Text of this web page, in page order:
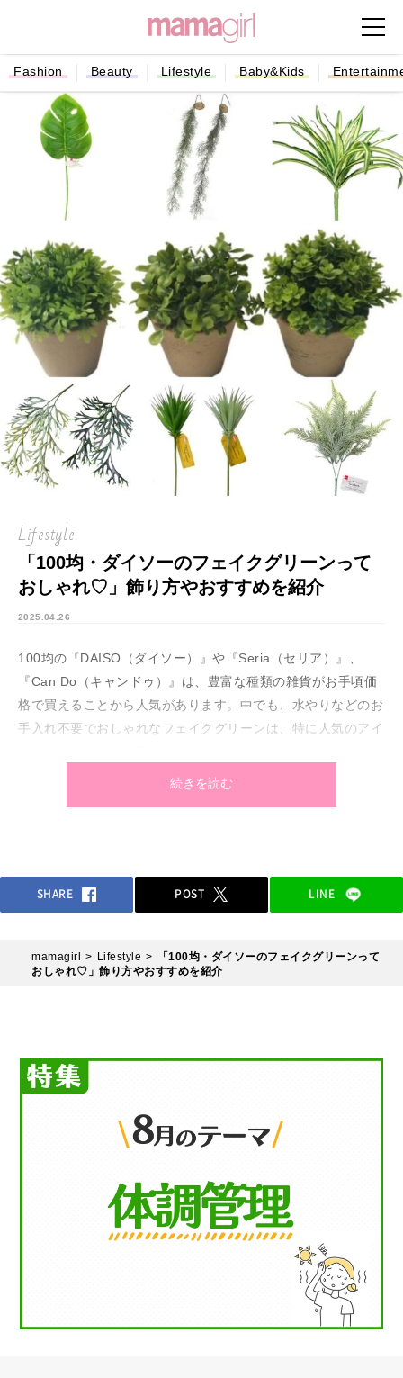
Fashion Beauty Lifestyle Baby&Kids
Lifestyle
「100均・ダイソーのフェイクグリーンって
おしゃれ♡」飾り方やおすすめを紹介
2025.04.26
100均の『DAISO（ダイソー）』や『Seria（セリア）』、
『Can Do（キャンドゥ）』は、豊富な種類の雑貨がお手頃価
格で買えることから人気があります。中でも、水やりなどのお
手入れ不要でおしゃれなフェイクグリーンは、特に人気のアイ
おすすめのフェイクグリーンを紹介！フェイクグリーンの選び
続きを読む
SHARE POST LINE
mamagirl Lifestyle
「100均・ダイソーのフェイクグリーンって
おしゃれ♡」飾り方やおすすめを紹介